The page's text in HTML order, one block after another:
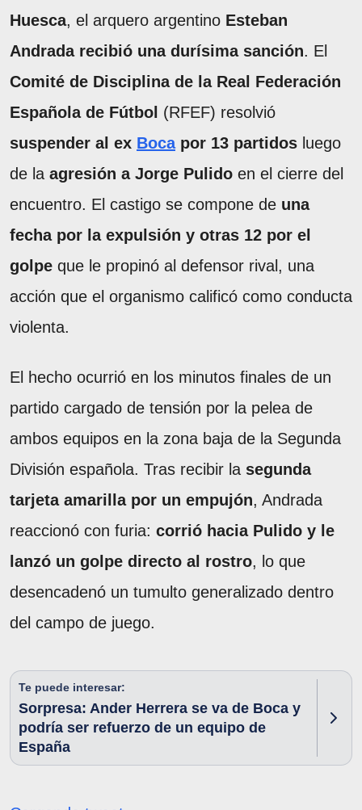
Huesca, el arquero argentino Esteban
Andrada recibió una durísima sanción. El
Comité de Disciplina de la Real Federación
Española de Fútbol (RFEF) resolvió
suspender al ex Bocapor 13 partidos luego
de la agresión a Jorge Pulido en el cierre del
encuentro. El castigo se compone de una
fecha por la expulsión y otras 12 por el
golpe que le propinó al defensor rival, una
acción que el organismo calificó como conducta
violenta.
El hecho ocurrió en los minutos finales de un
partido cargado de tensión por la pelea de
ambos equipos en la zona baja de la Segunda
División española. Tras recibir la segunda
tarjeta amarilla por un empujón, Andrada
reaccionó con furia: corrió hacia Pulido y le
lanzó un golpe directo al rostro, lo que
desencadenó un tumulto generalizado dentro
del campo de juego.
Te puede interesar:
Sorpresa: Ander Herrera se va de Boca y
podría ser refuerzo de un equipo de
España